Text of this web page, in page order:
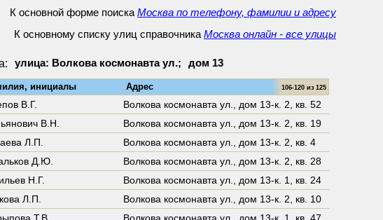
К основной форме поиска Москва по телефону, фамилии и адресу
К основному списку улиц справочника Москва онлайн - все улицы
улица: Волкова космонавта ул.; дом 13
инициалы Адрес 106-120 из 125
В.Г. Волкова космонавта ул., дом 13-к. 2
кв. 52
В.Н. Волкова космонавта ул., дом 13-к. 2
кв. 19
Л.П. Волкова космонавта ул., дом 13-к. 2
кв. 4
Д.Ю. Волкова космонавта ул., дом 13-к. 2
кв. 28
Н.Г. Волкова космонавта ул., дом 13-к. 1
кв. 24
Л.П. Волкова космонавта ул., дом 13-к. 2
кв. 10